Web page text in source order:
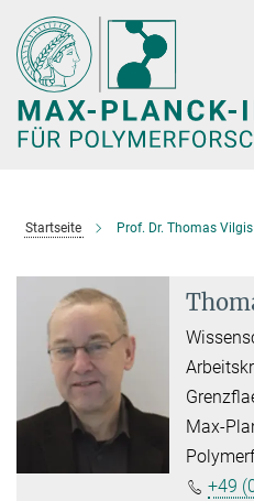
Hauptinhalt
Startseite Prof. Dr. Thomas Vilgis
Max-
+49